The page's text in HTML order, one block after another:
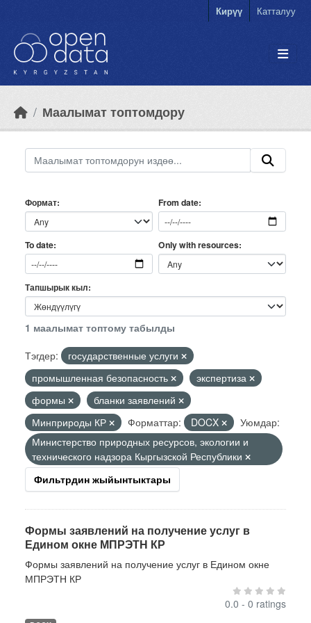
Кирүү Катталуу
Маалымат топтомдору
Формат From date
To date Only with resources
Тапшырык кыл
1 маалымат топтому табылды
Тэгдер:
государственные услуги
промышленная безопасность
экспертиза
формы
бланки заявлений
Минприроды КР
Форматтар: DOCX
Уюмдар:
Министерство природных ресурсов, экологии и
технического надзора Кыргызской Республики
Фильтрдин жыйынтыктары
Формы заявлений на получение услуг в
Едином окне МПРЭТН КР
Формы заявлений на получение услуг в Едином окне
МПРЭТН КР
0.0 - 0 ratings